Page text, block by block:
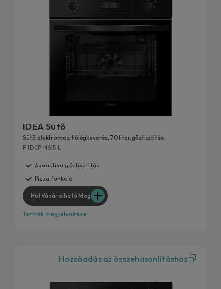
IDEA Sütő
Sütő, elektromos, hőlégkeverés, 70 liter, gőztisztítás
F IDCP N615 L
Aquactiva gőztisztítás
Pizza funkció
Hol Vásárolható Meg
Termék megjelenítése
Hozzáadás az összehasonlításhoz